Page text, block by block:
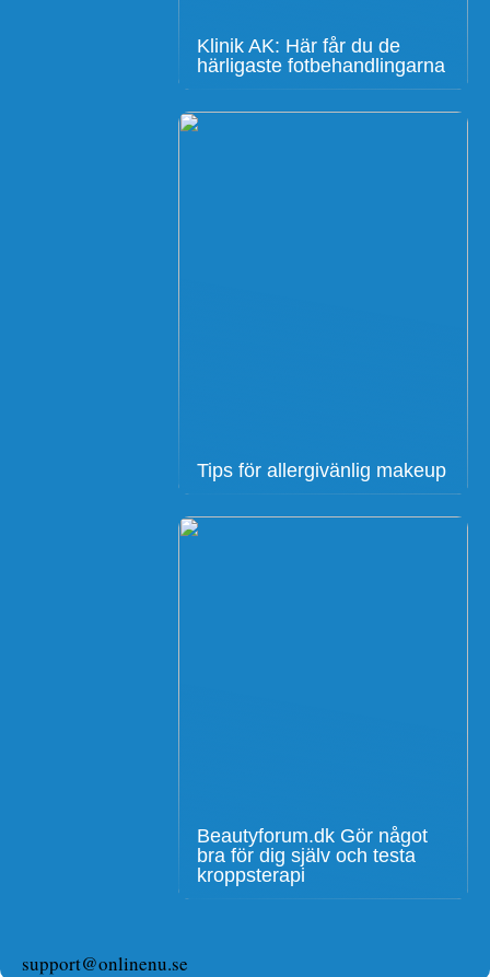
Klinik AK: Här får du de
härligaste fotbehandlingarna
Tips för allergivänlig makeup
Beautyforum.dk Gör något
bra för dig själv och testa
kroppsterapi
support@onlinenu.se